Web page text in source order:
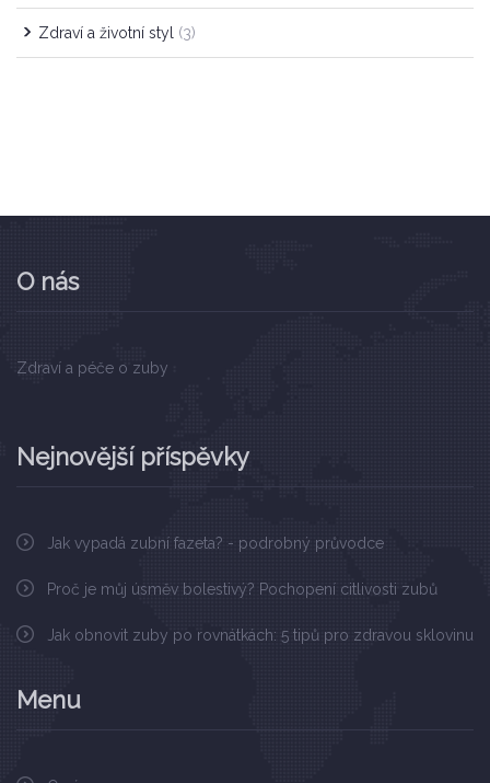
Zdraví a životní styl (3)
O nás
Zdraví a péče o zuby
Nejnovější příspěvky
Jak vypadá zubní fazeta? - podrobný průvodce
Proč je můj úsměv bolestivý? Pochopení citlivosti zubů
Jak obnovit zuby po rovnátkách: 5 tipů pro zdravou sklovinu
Menu